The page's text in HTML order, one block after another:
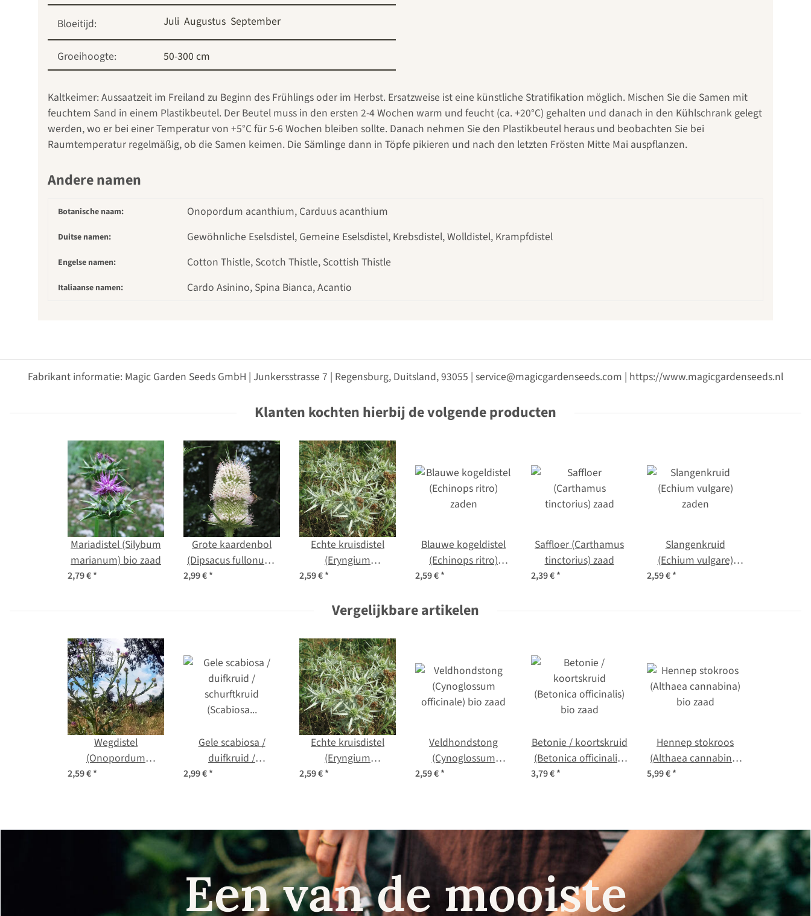
Bloeitijd: Juli Augustus September
Groeihoogte: 50-300 cm
Kaltkeimer: Aussaatzeit im Freiland zu Beginn des Frühlings oder im Herbst. Ersatzweise ist eine künstliche Stratifikation möglich. Mischen Sie die Samen mit
feuchtem Sand in einem Plastikbeutel. Der Beutel muss in den ersten 2-4 Wochen warm und feucht (ca. +20°C) gehalten und danach in den Kühlschrank gelegt
werden, wo er bei einer Temperatur von +5°C für 5-6 Wochen bleiben sollte. Danach nehmen Sie den Plastikbeutel heraus und beobachten Sie bei
Raumtemperatur regelmäßig, ob die Samen keimen. Die Sämlinge dann in Töpfe pikieren und nach den letzten Frösten Mitte Mai auspflanzen.
Andere namen
Botanische naam: Onopordum acanthium, Carduus acanthium
Duitse namen: Gewöhnliche Eselsdistel, Gemeine Eselsdistel, Krebsdistel, Wolldistel, Krampfdistel
Engelse namen: Cotton Thistle, Scotch Thistle, Scottish Thistle
Italiaanse namen: Cardo Asinino, Spina Bianca, Acantio
Fabrikant informatie: Magic Garden Seeds GmbH | Junkersstrasse 7 | Regensburg, Duitsland, 93055 | service@magicgardenseeds.com | https://www.magicgardenseeds.nl
Klanten kochten hierbij de volgende producten
Mariadistel (Silybum
marianum) bio zaad
2,79 €*
Grote kaardenbol
(Dipsacus fullonum)
2,99 €*
Echte kruisdistel
(Eryngium
campestre) zaden
2,59 €*
Blauwe kogeldistel
(Echinops ritro)
2,59 €*
Saffloer (Carthamus
tinctorius) zaad
2,39 €*
Slangenkruid
(Echium vulgare)
2,59 €*
Vergelijkbare artikelen
Wegdistel
(Onopordum
acanthium) bio zaad
2,59 €*
Gele scabiosa /
duifkruid /
schurftkruid
2,99 €*
Echte kruisdistel
(Eryngium
campestre) zaden
2,59 €*
Veldhondstong
(Cynoglossum
officinale) bio zaad
2,59 €*
Betonie / koortskruid
(Betonica officinalis)
3,79 €*
Hennep stokroos
(Althaea cannabina)
5,99 €*
Een van de mooiste